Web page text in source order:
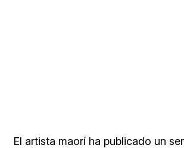
El artista maorí ha publicado un